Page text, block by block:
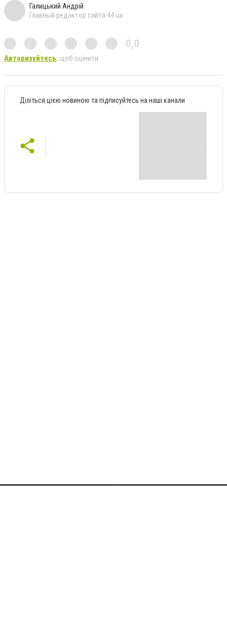
Галицький Андрій
Главный редактор сайта 44.ua
0,0
Авторизуйтесь, щоб оцінити
Діліться цією новиною та підписуйтесь на наші канали